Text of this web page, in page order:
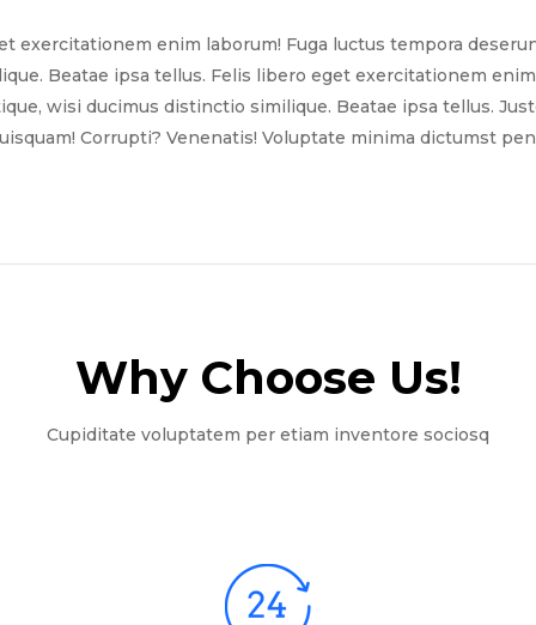
exercitationem enim laborum! Fuga luctus tempora
Beatae ipsa tellus. Felis libero eget exercitationem
wisi ducimus distinctio similique. Beatae ipsa tellus.
Corrupti? Venenatis! Voluptate minima dictumst
Why Choose Us!​
Cupiditate voluptatem per etiam inventore sociosq